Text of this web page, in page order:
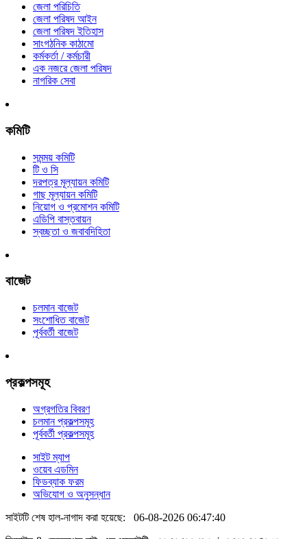
জেলা পরিচিতি
জেলা পরিষদ আইন
জেলা পরিষদ ইতিহাস
সাংগঠনিক কাঠামো
কর্মকর্তা / কর্মচারী
এক নজরে জেলা পরিষদ
নাগরিক সেবা
কমিটি
সমন্ময় কমিটি
টি ও সি
দরপত্র মূল্যায়ন কমিটি
গাছ মূল্যায়ন কমিটি
নিয়োগ ও প্রমোশন কমিটি
এডিপি বাস্তবায়ন
স্বচ্ছতা ও জবাবদিহিতা
বাজেট
চলমান বাজেট
সংশোধিত বাজেট
পূর্ববর্তী বাজেট
প্রকল্পসমূহ
অগ্রগতির বিবরণ
চলমান প্রকল্পসমূহ
পূর্ববর্তী প্রকল্পসমূহ
সাইট ম্যাপ
ওয়েব এডমিন
ফিডব্যাক ফরম
অভিযোগ ও অনুসন্ধান
সাইটটি শেষ হাল-নাগাদ করা হয়েছে: 06-08-2026 06:47:40